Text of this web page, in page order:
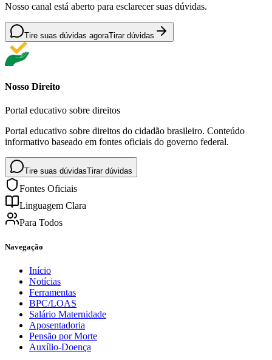
Nosso canal está aberto para esclarecer suas dúvidas.
Tire suas dúvidas agoraTirar dúvidas
Nosso Direito
Portal educativo sobre direitos
Portal educativo sobre direitos do cidadão brasileiro. Conteúdo
informativo baseado em fontes oficiais do governo federal.
Tire suas dúvidasTirar dúvidas
Fontes Oficiais
Linguagem Clara
Para Todos
Navegação
Início
Notícias
Ferramentas
BPC/LOAS
Salário Maternidade
Aposentadoria
Pensão por Morte
Auxílio-Doença